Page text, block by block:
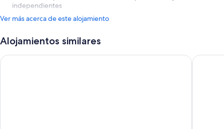
independientes
Ver más acerca de este alojamiento
Alojamientos similares
Adina Apartment Hotel Berlin CheckPoint Charlie